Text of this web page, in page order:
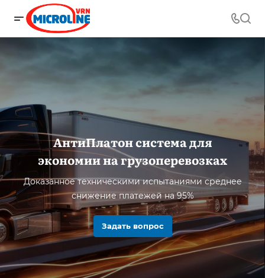
АнтиПлатон система для
экономии на грузоперевозках
Доказанное техническими испытаниями среднее
снижение платежей на 95%
Задать вопрос